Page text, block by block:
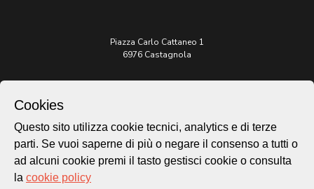
Piazza Carlo Cattaneo 1
6976 Castagnola
patrimonio@lugano.ch
t. +41 58 866 68 50
Sito istituzionale:
Cookies
Questo sito utilizza cookie tecnici, analytics e di terze
parti. Se vuoi saperne di più o negare il consenso a tutti o
ad alcuni cookie premi il tasto gestisci cookie o consulta
la cookie policy